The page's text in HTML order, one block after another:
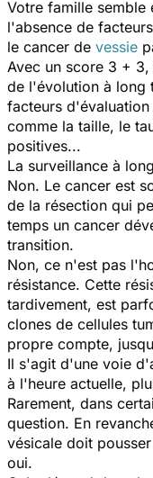
Votre famille semble
l'absence de
le cancer de vessie
Avec un score 3 +
de l'évolution à long
facteurs
comme la taille, le
positives...
La surveillance à
Non. Le cancer est
de la résection qui
temps un cancer
transition.
Non, ce n'est pas
résistance. Cette
tardivement, est
clones de cellules
propre compte,
Il s'agit d'une voie
à l'heure actuelle,
Rarement, dans
question. En
vésicale doit
oui.